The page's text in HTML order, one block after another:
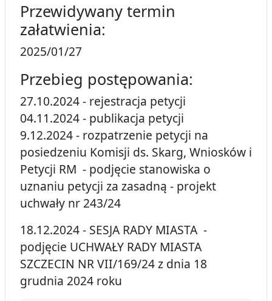
Przewidywany termin
załatwienia:
2025/01/27
Przebieg postępowania:
27.10.2024 - rejestracja petycji
04.11.2024 - publikacja petycji
9.12.2024 - rozpatrzenie petycji na
posiedzeniu Komisji ds. Skarg, Wniosków i
Petycji RM - podjęcie stanowiska o
uznaniu petycji za zasadną - projekt
uchwały nr 243/24
18.12.2024 - SESJA RADY MIASTA -
podjęcie UCHWAŁY RADY MIASTA
SZCZECIN NR VII/169/24 z dnia 18
grudnia 2024 roku